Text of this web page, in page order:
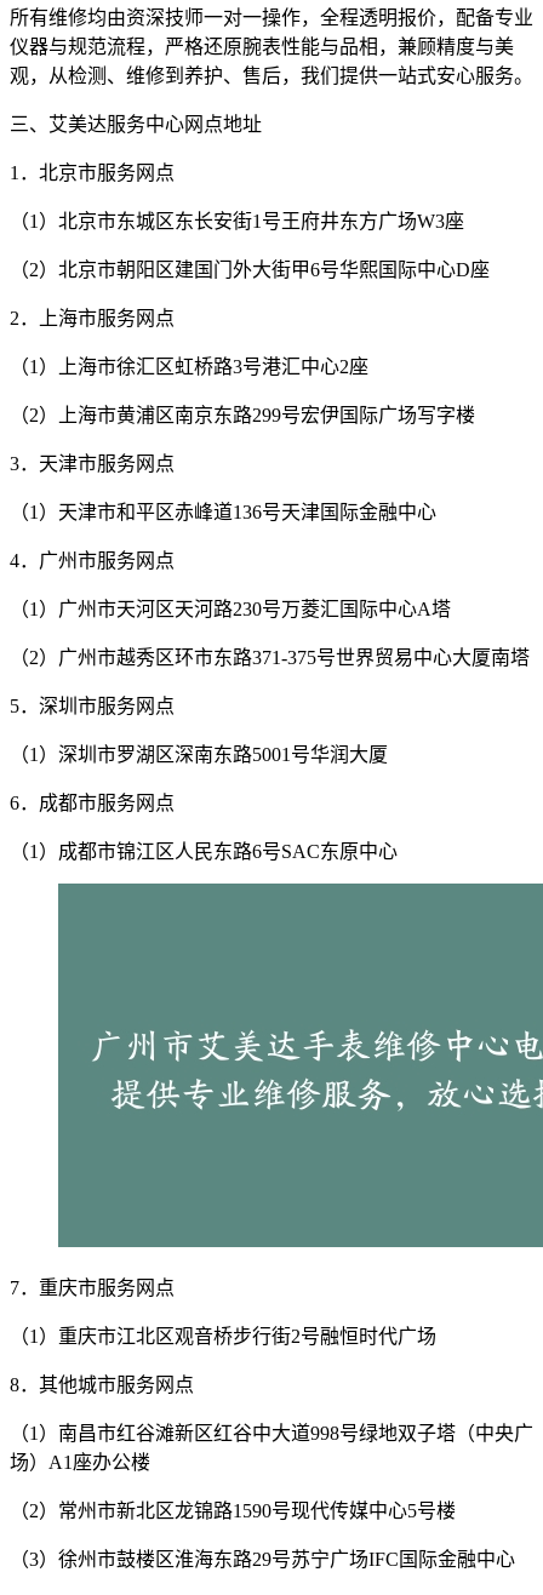
所有维修均由资深技师一对一操作，全程透明报价，配备专业
仪器与规范流程，严格还原腕表性能与品相，兼顾精度与美
观，从检测、维修到养护、售后，我们提供一站式安心服务。
三、艾美达服务中心网点地址
1．北京市服务网点
（1）北京市东城区东长安街1号王府井东方广场W3座
（2）北京市朝阳区建国门外大街甲6号华熙国际中心D座
2．上海市服务网点
（1）上海市徐汇区虹桥路3号港汇中心2座
（2）上海市黄浦区南京东路299号宏伊国际广场写字楼
3．天津市服务网点
（1）天津市和平区赤峰道136号天津国际金融中心
4．广州市服务网点
（1）广州市天河区天河路230号万菱汇国际中心A塔
（2）广州市越秀区环市东路371-375号世界贸易中心大厦南塔
5．深圳市服务网点
（1）深圳市罗湖区深南东路5001号华润大厦
6．成都市服务网点
（1）成都市锦江区人民东路6号SAC东原中心
7．重庆市服务网点
（1）重庆市江北区观音桥步行街2号融恒时代广场
8．其他城市服务网点
（1）南昌市红谷滩新区红谷中大道998号绿地双子塔（中央广
场）A1座办公楼
（2）常州市新北区龙锦路1590号现代传媒中心5号楼
（3）徐州市鼓楼区淮海东路29号苏宁广场IFC国际金融中心